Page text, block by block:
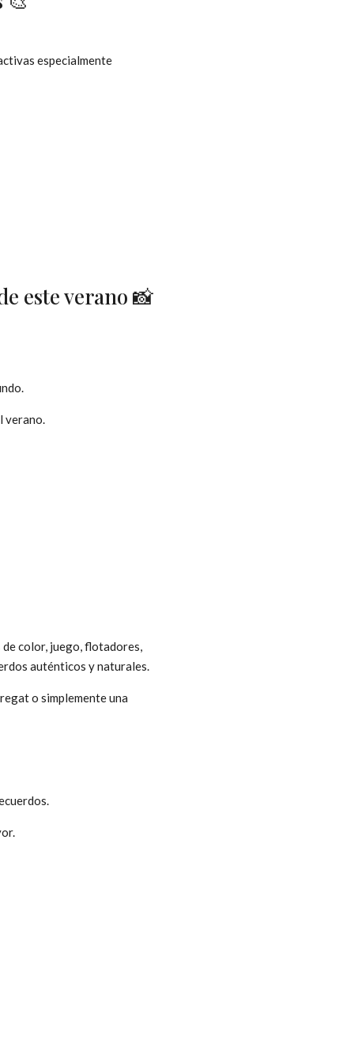
especialmente
este verano 📸
verano.
de color, juego, flotadores,
auténticos y naturales.
o simplemente una